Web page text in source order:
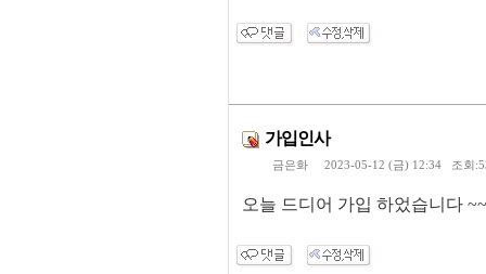
가입인사
금은화 2023-05-12 (금) 12:34 조회
오늘 드디어 가입 하었습니다 ~~